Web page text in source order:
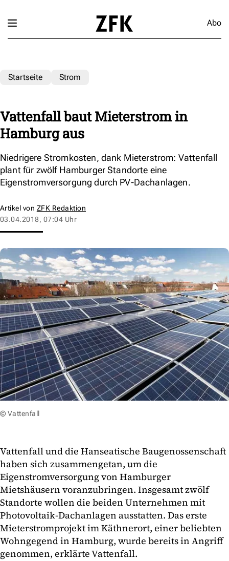
Abo
Startseite Strom
Vattenfall baut Mieterstrom in
Hamburg aus
Niedrigere Stromkosten, dank Mieterstrom: Vattenfall
plant für zwölf Hamburger Standorte eine
Eigenstromversorgung durch PV-Dachanlagen.
Artikel von ZFK Redaktion
03.04.2018, 07:04 Uhr
© Vattenfall
Vattenfall und die Hanseatische Baugenossenschaft
haben sich zusammengetan, um die
Eigenstromversorgung von Hamburger
Mietshäusern voranzubringen. Insgesamt zwölf
Standorte wollen die beiden Unternehmen mit
Photovoltaik-Dachanlagen ausstatten. Das erste
Mieterstromprojekt im Käthnerort, einer beliebten
Wohngegend in Hamburg, wurde bereits in Angriff
genommen, erklärte Vattenfall.